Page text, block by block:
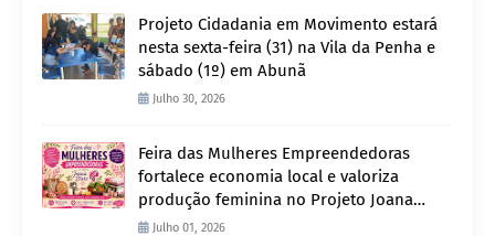
Projeto Cidadania em Movimento estará
nesta sexta-feira (31) na Vila da Penha e
sábado (1º) em Abunã
Julho 30, 2026
Feira das Mulheres Empreendedoras
fortalece economia local e valoriza
produção feminina no Projeto Joana
D’Arc
Julho 01, 2026